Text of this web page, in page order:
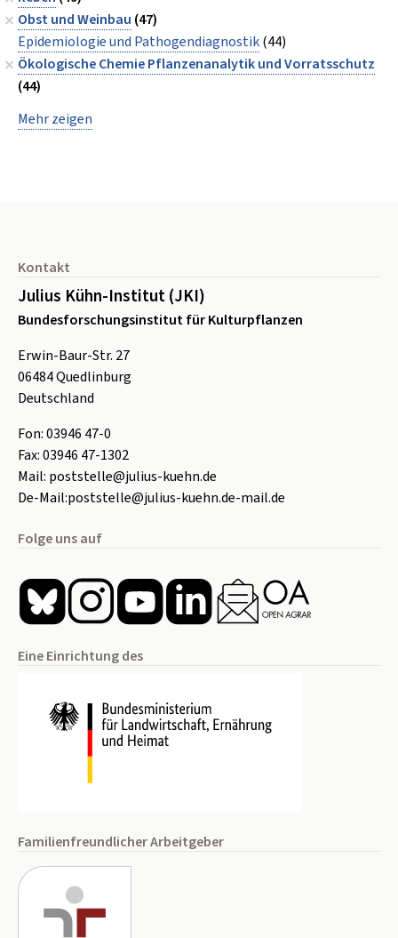
Obst und Weinbau (47)
Epidemiologie und Pathogendiagnostik(44)
Ökologische Chemie Pflanzenanalytik und Vorratsschutz
(44)
Mehr zeigen
Kontakt
Julius Kühn-Institut (JKI)
Bundesforschungsinstitut für Kulturpflanzen
Erwin-Baur-Str. 27
06484Quedlinburg
Deutschland
Fon:03946 47-0
Fax:03946 47-1302
Mail: poststelle@julius-kuehn.de
De-Mail:poststelle@julius-kuehn.de-mail.de
Folge uns auf
Eine Einrichtung des
Familienfreundlicher Arbeitgeber